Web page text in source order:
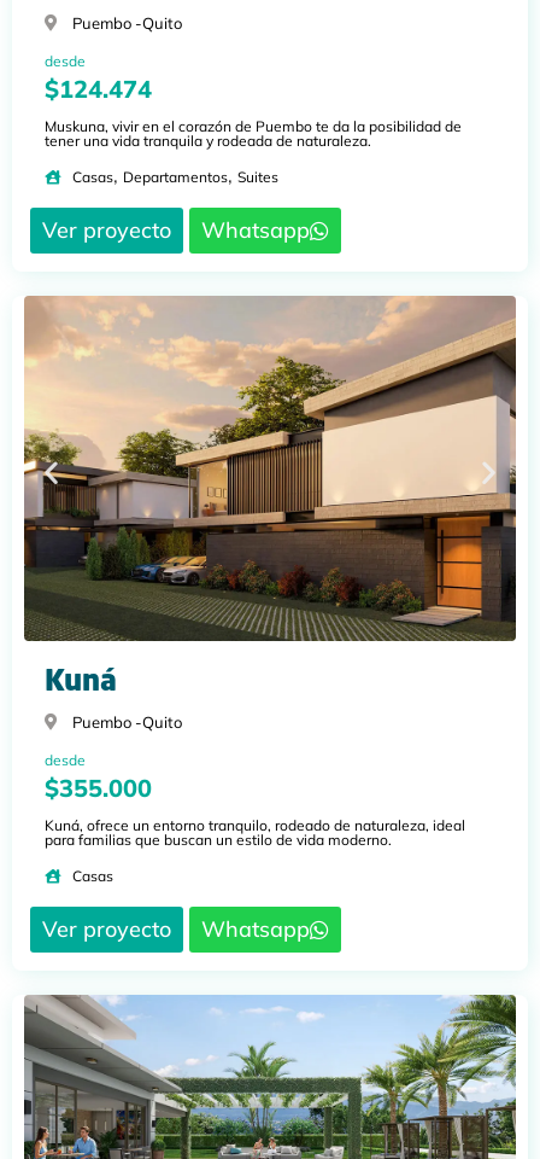
Puembo -Quito
desde
$124.474
Muskuna, vivir en el corazón de Puembo te da la posibilidad de
tener una vida tranquila y rodeada de naturaleza.
Casas, Departamentos, Suites
Ver proyecto Whatsapp
Kuná
Puembo -Quito
desde
$355.000
Kuná, ofrece un entorno tranquilo, rodeado de naturaleza, ideal
para familias que buscan un estilo de vida moderno.
Casas
Ver proyecto Whatsapp